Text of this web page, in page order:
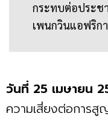
กระทบต่อประช
เพนกวินแอฟริกา
วันที่ 25 เมษายน
ความเสี่ยงต่อการ